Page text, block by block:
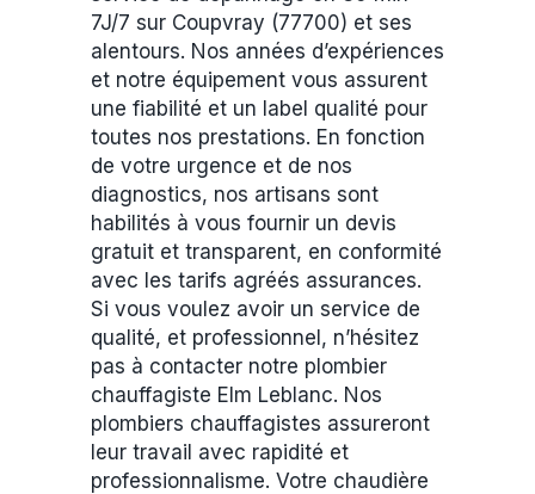
7J/7 sur Coupvray (77700) et ses
alentours. Nos années d’expériences
et notre équipement vous assurent
une fiabilité et un label qualité pour
toutes nos prestations. En fonction
de votre urgence et de nos
diagnostics, nos artisans sont
habilités à vous fournir un devis
gratuit et transparent, en conformité
avec les tarifs agréés assurances.
Si vous voulez avoir un service de
qualité, et professionnel, n’hésitez
pas à contacter notre plombier
chauffagiste Elm Leblanc. Nos
plombiers chauffagistes assureront
leur travail avec rapidité et
professionnalisme. Votre chaudière